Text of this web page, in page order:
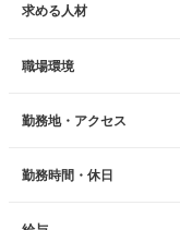
求める人材
職場環境
勤務地・アクセス
勤務時間・休日